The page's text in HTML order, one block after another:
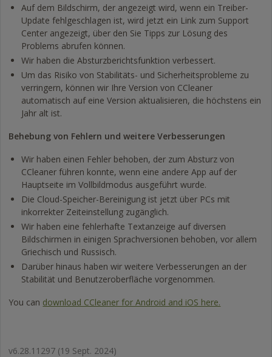
Auf dem Bildschirm, der angezeigt wird, wenn ein Treiber-
Update fehlgeschlagen ist, wird jetzt ein Link zum Support
Center angezeigt, über den Sie Tipps zur Lösung des
Problems abrufen können.
Wir haben die Absturzberichtsfunktion verbessert.
Um das Risiko von Stabilitäts- und Sicherheitsprobleme zu
verringern, können wir Ihre Version von CCleaner
automatisch auf eine Version aktualisieren, die höchstens ein
Jahr alt ist.
Behebung von Fehlern und weitere Verbesserungen
Wir haben einen Fehler behoben, der zum Absturz von
CCleaner führen konnte, wenn eine andere App auf der
Hauptseite im Vollbildmodus ausgeführt wurde.
Die Cloud-Speicher-Bereinigung ist jetzt über PCs mit
inkorrekter Zeiteinstellung zugänglich.
Wir haben eine fehlerhafte Textanzeige auf diversen
Bildschirmen in einigen Sprachversionen behoben, vor allem
Griechisch und Russisch.
Darüber hinaus haben wir weitere Verbesserungen an der
Stabilität und Benutzeroberfläche vorgenommen.
You can download CCleaner for Android and iOS here.
v6.28.11297 (19 Sept. 2024)